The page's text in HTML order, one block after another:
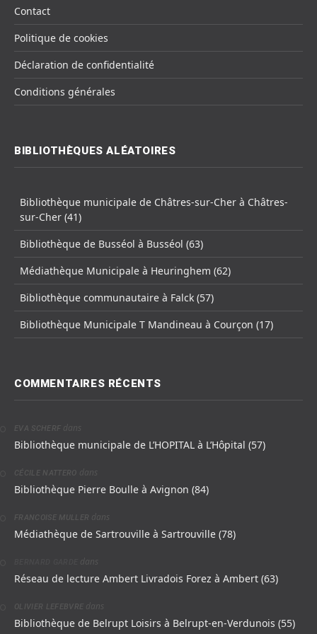
Contact
Politique de cookies
Déclaration de confidentialité
Conditions générales
BIBLIOTHÈQUES ALÉATOIRES
Bibliothèque municipale de Châtres-sur-Cher à Châtres-
sur-Cher (41)
Bibliothèque de Busséol à Busséol (63)
Médiathèque Municipale à Heuringhem (62)
Bibliothèque communautaire à Falck (57)
Bibliothèque Municipale T Mandineau à Courçon (17)
COMMENTAIRES RÉCENTS
EVA SCHERF dans
Bibliothèque municipale de L’HOPITAL à L’Hôpital (57)
CÉCILE NATTERO dans
Bibliothèque Pierre Boulle à Avignon (84)
FRANCOISE MULLER dans
Médiathèque de Sartrouville à Sartrouville (78)
dans
Réseau de lecture Ambert Livradois Forez à Ambert (63)
OLIVIER LEFEBVRE dans
Bibliothèque de Belrupt Loisirs à Belrupt-en-Verdunois (55)